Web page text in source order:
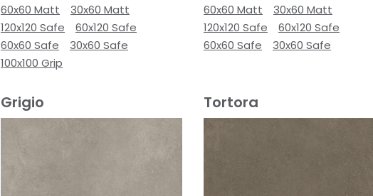
60x60 Matt
30x60 Matt
120x120 Safe
60x120 Safe
60x60 Safe
30x60 Safe
100x100 Grip
60x60 Matt
30x60 Matt
120x120 Safe
60x120 Safe
60x60 Safe
30x60 Safe
Grigio Tortora